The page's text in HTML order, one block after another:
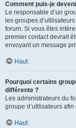
Comment puis-je
Le responsable d’un
les groupes
forum. Si vous êtes
premier contact devrait
envoyant un message
Haut
Pourquoi certains
différente ?
Les administrateurs du
groupe d’utilisateurs
Haut